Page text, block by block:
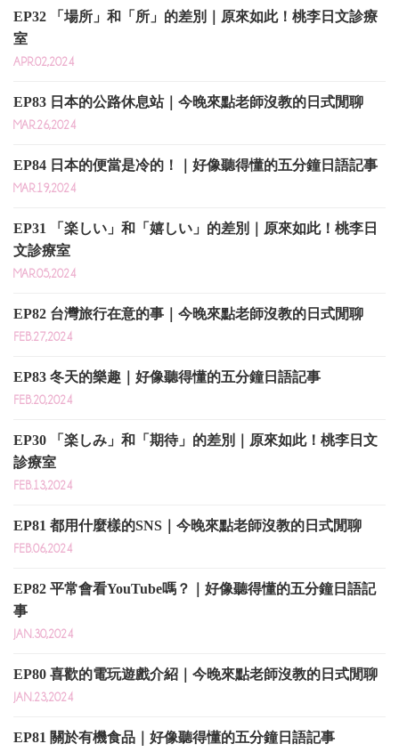
EP32 「場所」和「所」的差別｜原來如此！桃李日文診療
室
APR.02,2024
EP83 日本的公路休息站｜今晚來點老師沒教的日式閒聊
MAR.26,2024
EP84 日本的便當是冷的！｜好像聽得懂的五分鐘日語記事
MAR.19,2024
EP31 「楽しい」和「嬉しい」的差別｜原來如此！桃李日
文診療室
MAR.05,2024
EP82 台灣旅行在意的事｜今晚來點老師沒教的日式閒聊
FEB.27,2024
EP83 冬天的樂趣｜好像聽得懂的五分鐘日語記事
FEB.20,2024
EP30 「楽しみ」和「期待」的差別｜原來如此！桃李日文
診療室
FEB.13,2024
EP81 都用什麼樣的SNS｜今晚來點老師沒教的日式閒聊
FEB.06,2024
EP82 平常會看YouTube嗎？｜好像聽得懂的五分鐘日語記
事
JAN.30,2024
EP80 喜歡的電玩遊戲介紹｜今晚來點老師沒教的日式閒聊
JAN.23,2024
EP81 關於有機食品｜好像聽得懂的五分鐘日語記事